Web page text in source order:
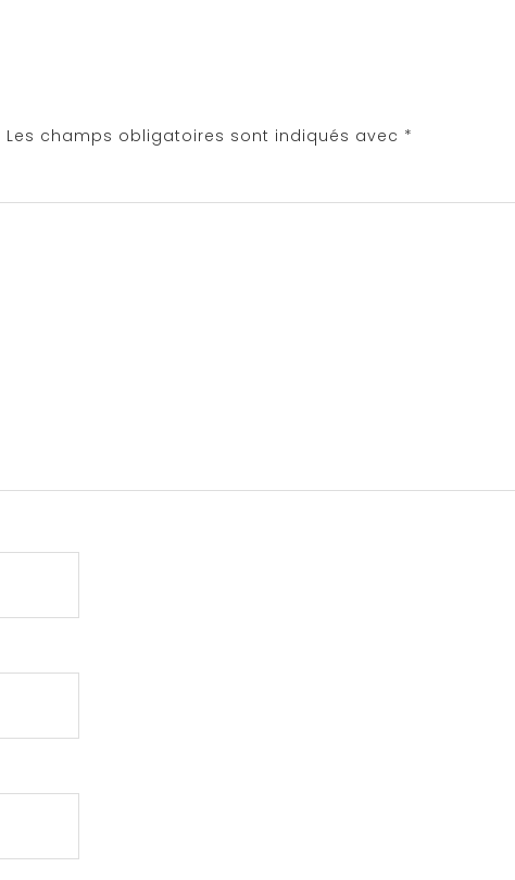
Les champs obligatoires sont indiqués avec *